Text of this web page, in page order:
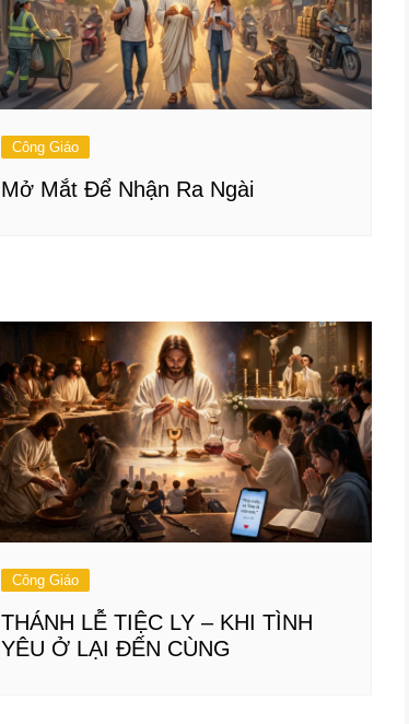
Công Giáo
Mở Mắt Để Nhận Ra Ngài
Công Giáo
THÁNH LỄ TIỆC LY – KHI TÌNH
YÊU Ở LẠI ĐẾN CÙNG